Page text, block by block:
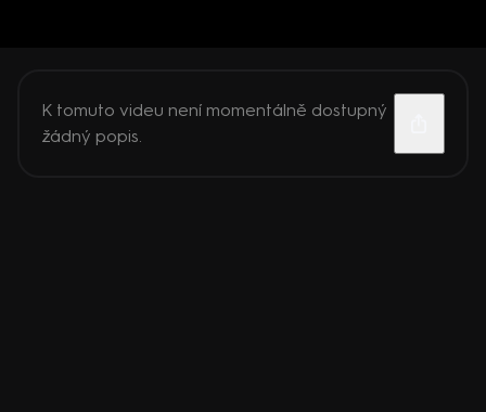
K tomuto videu není momentálně dostupný
žádný popis.